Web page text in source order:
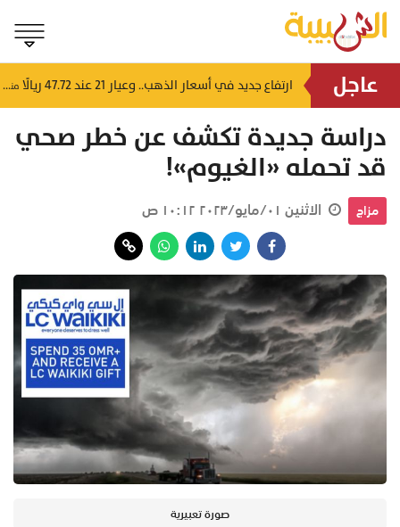
عاجل منذ ساعتين
ارتفاع جديد في أسعار الذهب.. وعيار 21 عند 47.72 ريالًا منذ ٣ ساعات
دراسة جديدة تكشف عن خطر صحي
قد تحمله «الغيوم»!
مزاج الاثنين ٠١/مايو/٢٠٢٣ ١٠:١٢ ص
صورة تعبيرية